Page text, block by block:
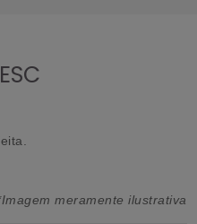
meramente ilustrativa